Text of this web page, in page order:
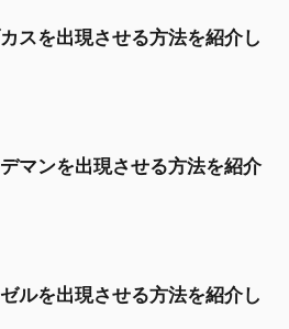
スを出現させる方法を紹介し
マンを出現させる方法を紹介
ルを出現させる方法を紹介し